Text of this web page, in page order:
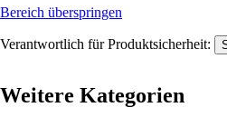
Bereich überspringen
Verantwortlich für Produktsicherheit:
Weitere Kategorien